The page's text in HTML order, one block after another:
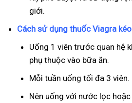
giới.
Cách sử dụng thuốc Viagra
Uống 1 viên trước quan hệ
phụ thuộc vào bữa ăn.
Mỗi tuần uống tối đa 3 viên.
Nên uống với nước lọc